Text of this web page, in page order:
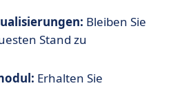
Bleiben Sie
Stand zu
Erhalten Sie